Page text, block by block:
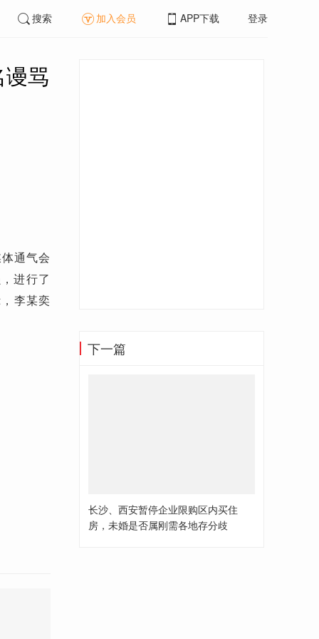
搜索 加入会员 APP下载 登录
骂
通气会
进行了
李某奕
下一篇
长沙、西安暂停企业限购区内买住
房，未婚是否属刚需各地存分歧